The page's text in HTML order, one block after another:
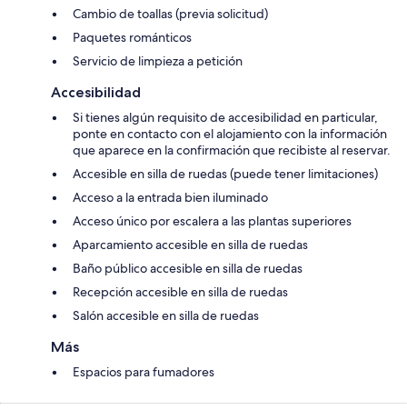
Cambio de toallas (previa solicitud)
Paquetes románticos
Servicio de limpieza a petición
Accesibilidad
Si tienes algún requisito de accesibilidad en particular,
ponte en contacto con el alojamiento con la información
que aparece en la confirmación que recibiste al reservar.
Accesible en silla de ruedas (puede tener limitaciones)
Acceso a la entrada bien iluminado
Acceso único por escalera a las plantas superiores
Aparcamiento accesible en silla de ruedas
Baño público accesible en silla de ruedas
Recepción accesible en silla de ruedas
Salón accesible en silla de ruedas
Más
Espacios para fumadores